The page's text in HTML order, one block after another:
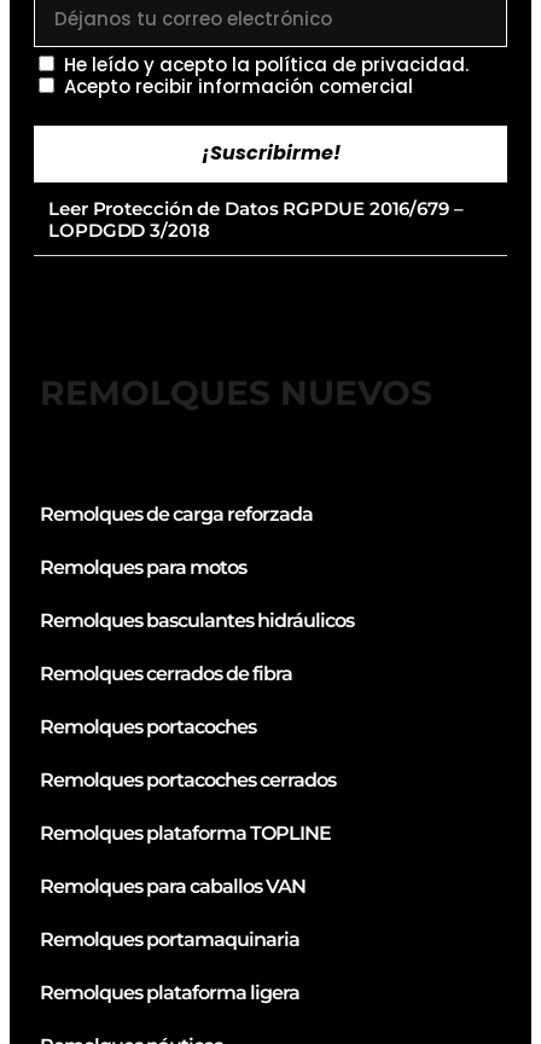
He leído y acepto la política de privacidad.
Acepto recibir información comercial
¡Suscribirme!
Leer Protección de Datos RGPDUE 2016/679 –
LOPDGDD 3/2018
REMOLQUES NUEVOS
Remolques de carga reforzada
Remolques para motos
Remolques basculantes hidráulicos
Remolques cerrados de fibra
Remolques portacoches
Remolques portacoches cerrados
Remolques plataforma TOPLINE
Remolques para caballos VAN
Remolques portamaquinaria
Remolques plataforma ligera